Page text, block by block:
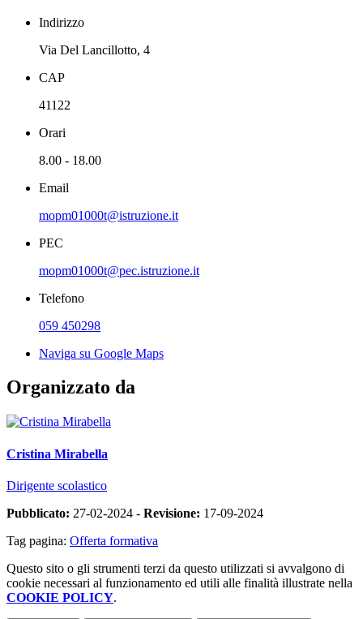
Indirizzo
Via Del Lancillotto, 4
CAP
41122
Orari
8.00 - 18.00
Email
mopm01000t@istruzione.it
PEC
mopm01000t@pec.istruzione.it
Telefono
059 450298
Naviga su Google Maps
Organizzato da
Cristina Mirabella
Dirigente scolastico
Pubblicato: 27-02-2024 - Revisione: 17-09-2024
Tag pagina: Offerta formativa
Questo sito o gli strumenti terzi da questo utilizzati si avvalgono di
cookie necessari al funzionamento ed utili alle finalità illustrate nella
COOKIE POLICY.